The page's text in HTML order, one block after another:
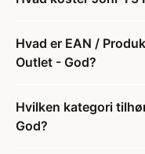
Hvad er EAN /
Outlet - God?
Hvilken kategori
God?